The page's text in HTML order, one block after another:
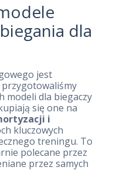
dla
jest
modeli dla biegaczy
się one na
i
kluczowych
treningu. To
polecane przez
przez samych